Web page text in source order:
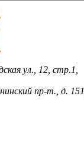
ул., 12, стр.1,
пр-т., д. 151,